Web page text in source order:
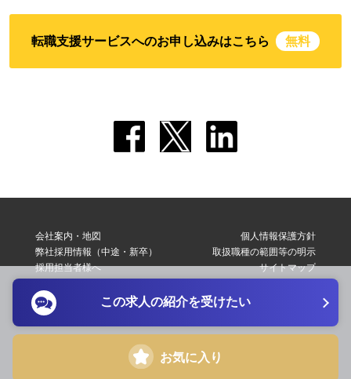
転職支援サービスへのお申し込みはこちら 無料
会社案内・地図
弊社採用情報（中途・新卒）
採用担当者様へ
個人情報保護方針
取扱職種の範囲等の明示
サイトマップ
この求人の紹介を受けたい
お気に入り